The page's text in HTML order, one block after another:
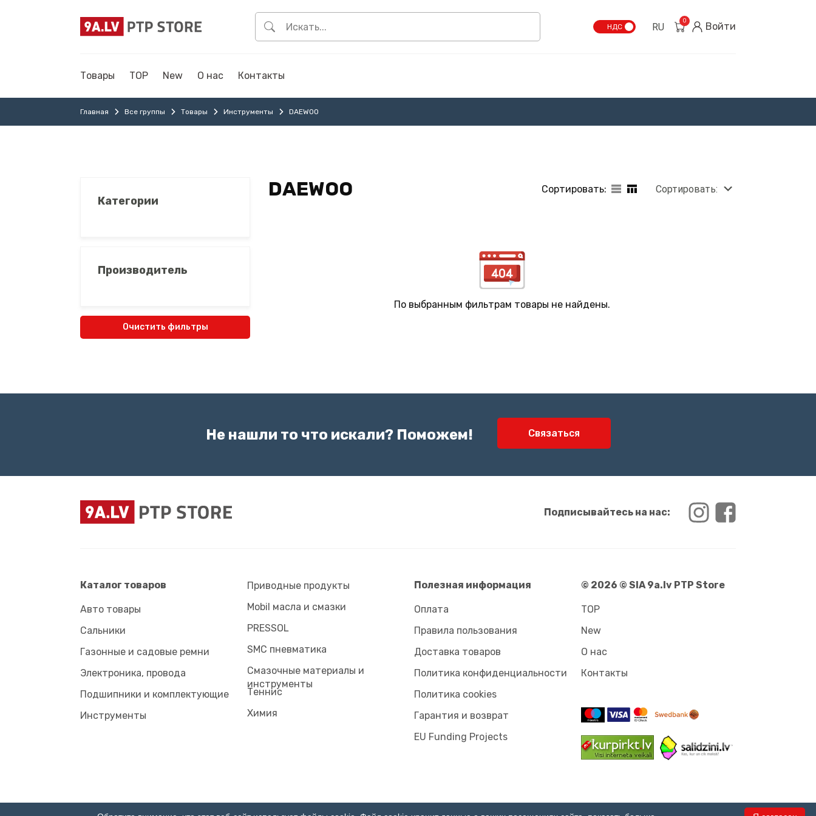
НДС RU
0
Войти
Товары TOP New О нас Контакты
Главная Все группы Товары Инструменты DAEWOO
Категории
Производитель
Очистить фильтры
DAEWOO Сортировать: Сортировать:
По выбранным фильтрам товары не найдены.
Не нашли то что искали? Поможем! Связаться
Подписывайтесь на нас:
Каталог товаров
Авто товары
Сальники
Газонные и садовые ремни
Электроника, провода
Подшипники и комплектующие
Инструменты
Приводные продукты
Mobil масла и смазки
PRESSOL
SMC пневматика
Смазочные материалы и
инструменты
Tеннис
Химия
Полезная информация
Оплата
Правила пользования
Доставка товаров
Политика конфиденциальности
Политика cookies
Гарантия и возврат
EU Funding Projects
© 2026 © SIA 9a.lv PTP Store
TOP
New
О нас
Контакты